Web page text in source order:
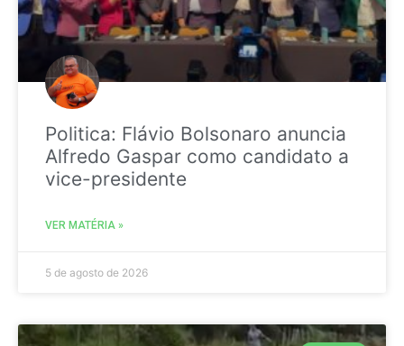
Politica: Flávio Bolsonaro anuncia
Alfredo Gaspar como candidato a
vice-presidente
VER MATÉRIA »
5 de agosto de 2026